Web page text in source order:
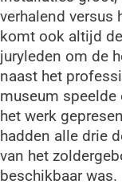
verhalend versus
komt ook altijd
juryleden om de
naast het
museum
het werk
hadden alle drie
van het
beschikbaar was.